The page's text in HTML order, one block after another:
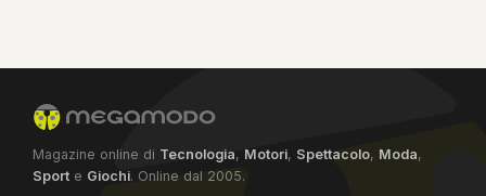
Magazine online di Tecnologia, Motori, Spettacolo, Moda,
Sport e Giochi. Online dal 2005.